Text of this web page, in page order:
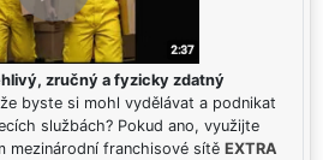
zručný a fyzicky zdatný
byste si mohl vydělávat a podnikat
službách? Pokud ano, využijte
mezinárodní franchisové sítě EXTRA